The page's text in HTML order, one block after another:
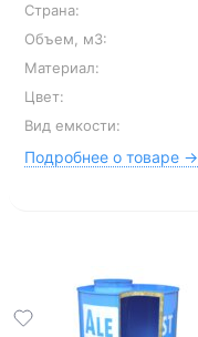
Страна:
Объем, м3:
Материал:
Цвет:
Вид емкости:
Подробнее о товаре →